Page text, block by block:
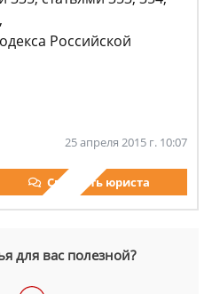
Российской
25 апреля 2015 г. 10:07
Спросить юриста
для вас полезной?